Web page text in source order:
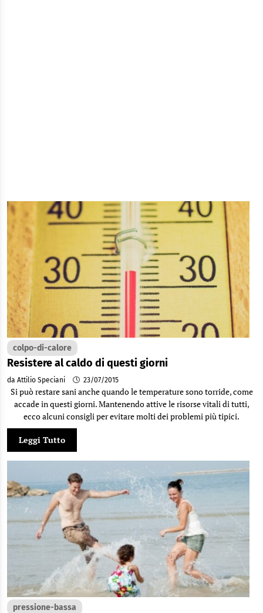
colpo-di-calore
Resistere al caldo di questi giorni
da Attilio Speciani 23/07/2015
Si può restare sani anche quando le temperature sono torride, come
accade in questi giorni. Mantenendo attive le risorse vitali di tutti,
ecco alcuni consigli per evitare molti dei problemi più tipici.
Leggi Tutto
pressione-bassa